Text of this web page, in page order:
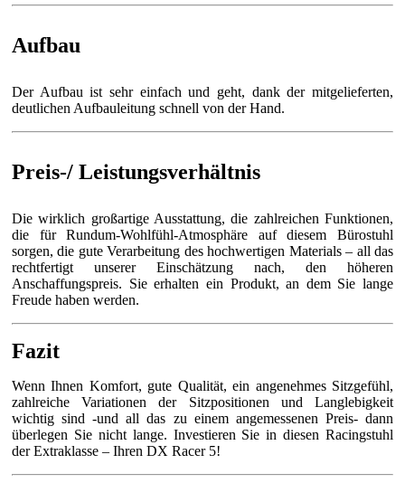
Aufbau
Der Aufbau ist sehr einfach und geht, dank der mitgelieferten,
deutlichen Aufbauleitung schnell von der Hand.
Preis-/ Leistungsverhältnis
Die wirklich großartige Ausstattung, die zahlreichen Funktionen,
die für Rundum-Wohlfühl-Atmosphäre auf diesem Bürostuhl
sorgen, die gute Verarbeitung des hochwertigen Materials – all das
rechtfertigt unserer Einschätzung nach, den höheren
Anschaffungspreis. Sie erhalten ein Produkt, an dem Sie lange
Freude haben werden.
Fazit
Wenn Ihnen Komfort, gute Qualität, ein angenehmes Sitzgefühl,
zahlreiche Variationen der Sitzpositionen und Langlebigkeit
wichtig sind -und all das zu einem angemessenen Preis- dann
überlegen Sie nicht lange. Investieren Sie in diesen Racingstuhl
der Extraklasse – Ihren DX Racer 5!